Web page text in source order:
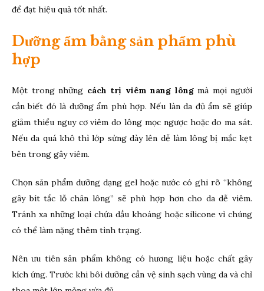
để đạt hiệu quả tốt nhất.
Dưỡng ẩm bằng sản phẩm phù
hợp
Một trong những cách trị viêm nang lôngmà mọi người
cần biết đó là dưỡng ẩm phù hợp. Nếu làn da đủ ẩm sẽ giúp
giảm thiểu nguy cơ viêm do lông mọc ngược hoặc do ma sát.
Nếu da quá khô thì lớp sừng dày lên dễ làm lông bị mắc kẹt
bên trong gây viêm.
Chọn sản phẩm dưỡng dạng gel hoặc nước có ghi rõ “không
gây bít tắc lỗ chân lông” sẽ phù hợp hơn cho da dễ viêm.
Tránh xa những loại chứa dầu khoáng hoặc silicone vì chúng
có thể làm nặng thêm tình trạng.
Nên ưu tiên sản phẩm không có hương liệu hoặc chất gây
kích ứng. Trước khi bôi dưỡng cần vệ sinh sạch vùng da và chỉ